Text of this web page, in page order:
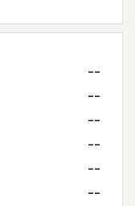
--
--
--
--
--
--